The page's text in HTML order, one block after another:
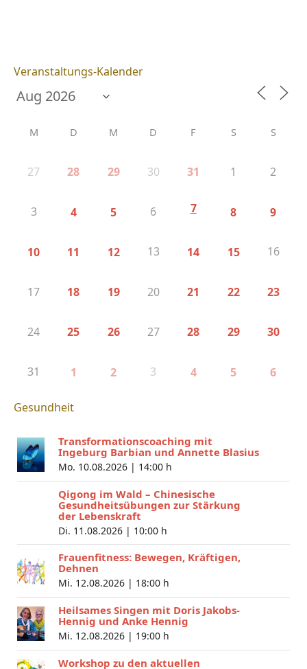
Veranstaltungs-Kalender
M D M D F S S
27 28 29 30 31 1 2
3 4 5 6 7 8 9
10 11 12 13 14 15 16
17 18 19 20 21 22 23
24 25 26 27 28 29 30
31 1 2 3 4 5 6
Gesundheit
Transformationscoaching mit
Ingeburg Barbian und Annette Blasius
Mo. 10.08.2026 | 14:00 h
Qigong im Wald – Chinesische
Gesundheitsübungen zur Stärkung
der Lebenskraft
Di. 11.08.2026 | 10:00 h
Frauenfitness: Bewegen, Kräftigen,
Dehnen
Mi. 12.08.2026 | 18:00 h
Heilsames Singen mit Doris Jakobs-
Hennig und Anke Hennig
Mi. 12.08.2026 | 19:00 h
Workshop zu den aktuellen